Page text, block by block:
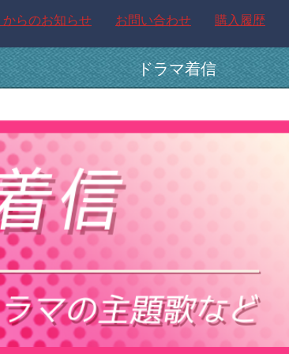
らのお知らせ お問い合わせ 購入履歴
ドラマ着信